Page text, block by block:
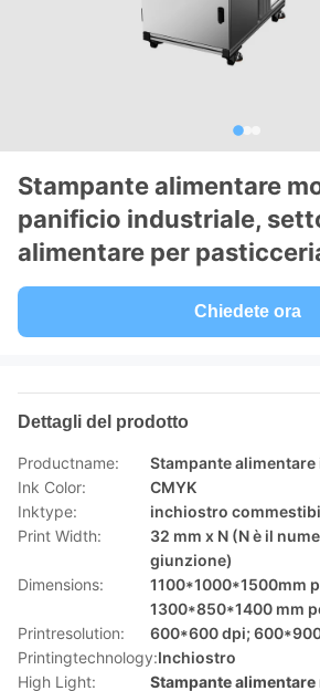
Stampante alimentare
panificio industriale,
alimentare per
Chiedete ora
Dettagli del prodotto
Productname:
Stampante
Ink Color:
CMYK
Inktype:
inchiostro
Print Width:
32 mm x N (N è il
giunzione)
Dimensions:
1100*1000*1500mm
1300*850*1400 mm
Printresolution:
600*600 dpi;
Printingtechnology:Inchiostro
High Light:
Stampante